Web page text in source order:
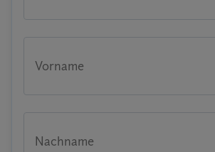
Vorname
Nachname